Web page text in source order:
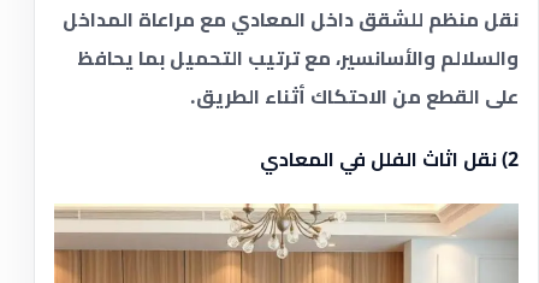
نقل منظم للشقق داخل المعادي مع مراعاة المداخل
والسلالم والأسانسير، مع ترتيب التحميل بما يحافظ
على القطع من الاحتكاك أثناء الطريق.
2) نقل اثاث الفلل في المعادي